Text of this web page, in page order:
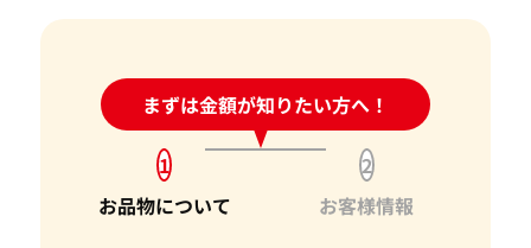
最良の買取価格をご提示できるよう努めております。
お客様にとって最良の結果をご提供できたことは、私たちに
とって何よりの励みとなります。お客様からの感謝の言葉をい
ただけることは、私たちの信頼を第一に考えたサービスが報
われた証です。今後もお客様からいただいた信頼を裏切らない
よう、サービスの向上に努め、さらに多くのお客様にご満足
いただけるよう精進してまいります。
ダイヤモンドの買取価格には、どんなことが影響しま
身分証明書がなぜ必要？
まずは金額が知りたい方へ！
24時間受付中!問い合わせフォーム
1
お品物について
2
お客様情報